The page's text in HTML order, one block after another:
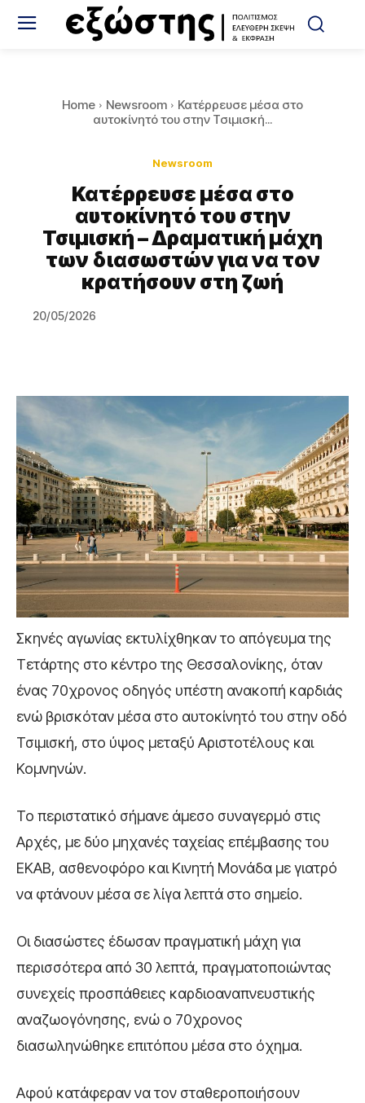
Home Newsroom
Κατέρρευσε μέσα στο
αυτοκίνητό του στην Τσιμισκή...
Newsroom
Κατέρρευσε μέσα στο
αυτοκίνητό του στην
Τσιμισκή – Δραματική μάχη
των διασωστών για να τον
κρατήσουν στη ζωή
20/05/2026
Σκηνές αγωνίας εκτυλίχθηκαν το απόγευμα της
Τετάρτης στο κέντρο της Θεσσαλονίκης, όταν
ένας 70χρονος οδηγός υπέστη ανακοπή καρδιάς
ενώ βρισκόταν μέσα στο αυτοκίνητό του στην οδό
Τσιμισκή, στο ύψος μεταξύ Αριστοτέλους και
Κομνηνών.
Το περιστατικό σήμανε άμεσο συναγερμό στις
Αρχές, με δύο μηχανές ταχείας επέμβασης του
ΕΚΑΒ, ασθενοφόρο και Κινητή Μονάδα με γιατρό
να φτάνουν μέσα σε λίγα λεπτά στο σημείο.
Οι διασώστες έδωσαν πραγματική μάχη για
περισσότερα από 30 λεπτά, πραγματοποιώντας
συνεχείς προσπάθειες καρδιοαναπνευστικής
αναζωογόνησης, ενώ ο 70χρονος
διασωληνώθηκε επιτόπου μέσα στο όχημα.
Αφού κατάφεραν να τον σταθεροποιήσουν